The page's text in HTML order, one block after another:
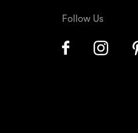
Follow Us
Facebook